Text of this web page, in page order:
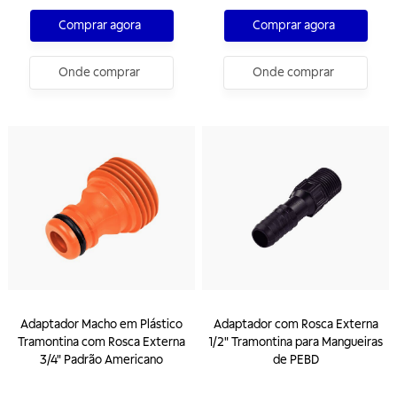
Comprar agora
Onde comprar
Comprar agora
Onde comprar
Adaptador Macho em Plástico
Tramontina com Rosca Externa
3/4" Padrão Americano
Adaptador com Rosca Externa
1/2" Tramontina para Mangueiras
de PEBD